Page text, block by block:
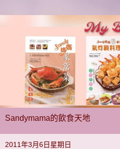
Sandymama的飲食天地
2011年3月6日星期日